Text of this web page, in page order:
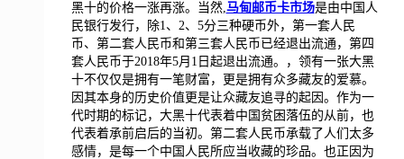
黑十的价格一涨再涨。当然,马甸邮币卡市场是由中国人
民银行发行，除1、2、5分三种硬币外，第一套人民
币、第二套人民币和第三套人民币已经退出流通，第四
套人民币于2018年5月1日起退出流通。，领有一张大黑
十不仅仅是拥有一笔财富，更是拥有众多藏友的爱慕。
因其本身的历史价值更是让众藏友追寻的起因。作为一
代时期的标记，大黑十代表着中国贫困落伍的从前，也
代表着承前启后的当初。第二套人民币承载了人们太多
感情，是每一个中国人民所应当收藏的珍品。也正因为